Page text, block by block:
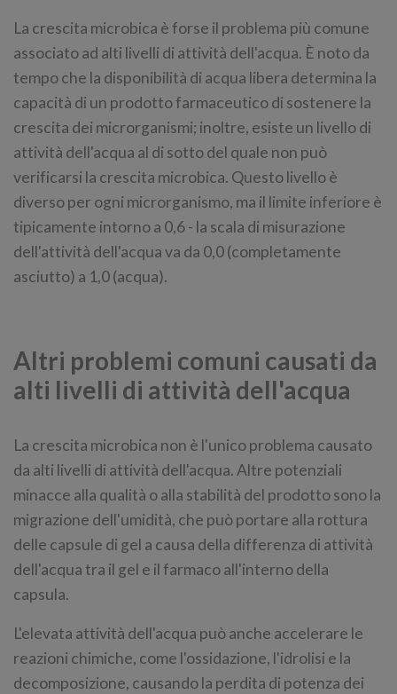
La crescita microbica è forse il problema più comune
associato ad alti livelli di attività dell'acqua. È noto da
tempo che la disponibilità di acqua libera determina la
capacità di un prodotto farmaceutico di sostenere la
crescita dei microrganismi; inoltre, esiste un livello di
attività dell'acqua al di sotto del quale non può
verificarsi la crescita microbica. Questo livello è
diverso per ogni microrganismo, ma il limite inferiore è
tipicamente intorno a 0,6 - la scala di misurazione
dell'attività dell'acqua va da 0,0 (completamente
asciutto) a 1,0 (acqua).
Altri problemi comuni causati da
alti livelli di attività dell'acqua
La crescita microbica non è l'unico problema causato
da alti livelli di attività dell'acqua. Altre potenziali
minacce alla qualità o alla stabilità del prodotto sono la
migrazione dell'umidità, che può portare alla rottura
delle capsule di gel a causa della differenza di attività
dell'acqua tra il gel e il farmaco all'interno della
capsula.
L'elevata attività dell'acqua può anche accelerare le
reazioni chimiche, come l'ossidazione, l'idrolisi e la
decomposizione, causando la perdita di potenza dei